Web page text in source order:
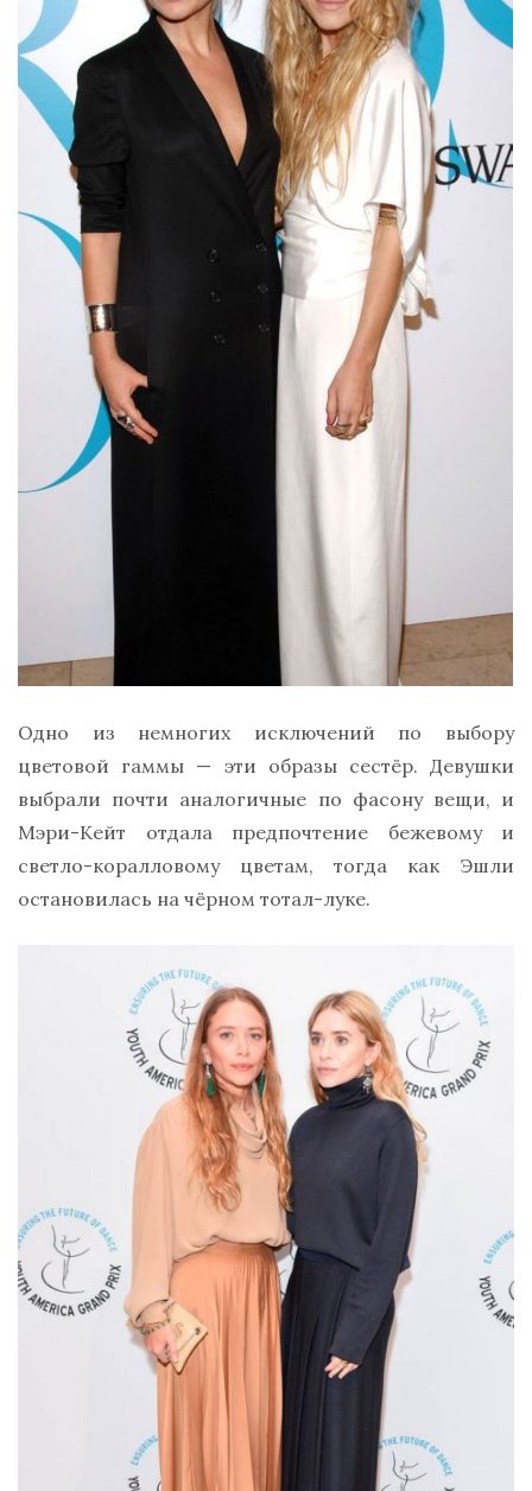
Одно из немногих исключений по выбору
цветовой гаммы — эти образы сестёр. Девушки
выбрали почти аналогичные по фасону вещи, и
Мэри-Кейт отдала предпочтение бежевому и
светло-коралловому цветам, тогда как Эшли
остановилась на чёрном тотал-луке.